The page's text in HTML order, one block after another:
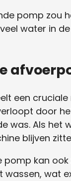
pomp zou
water in
een
door
was. Als het
blijven
pomp kan
wat